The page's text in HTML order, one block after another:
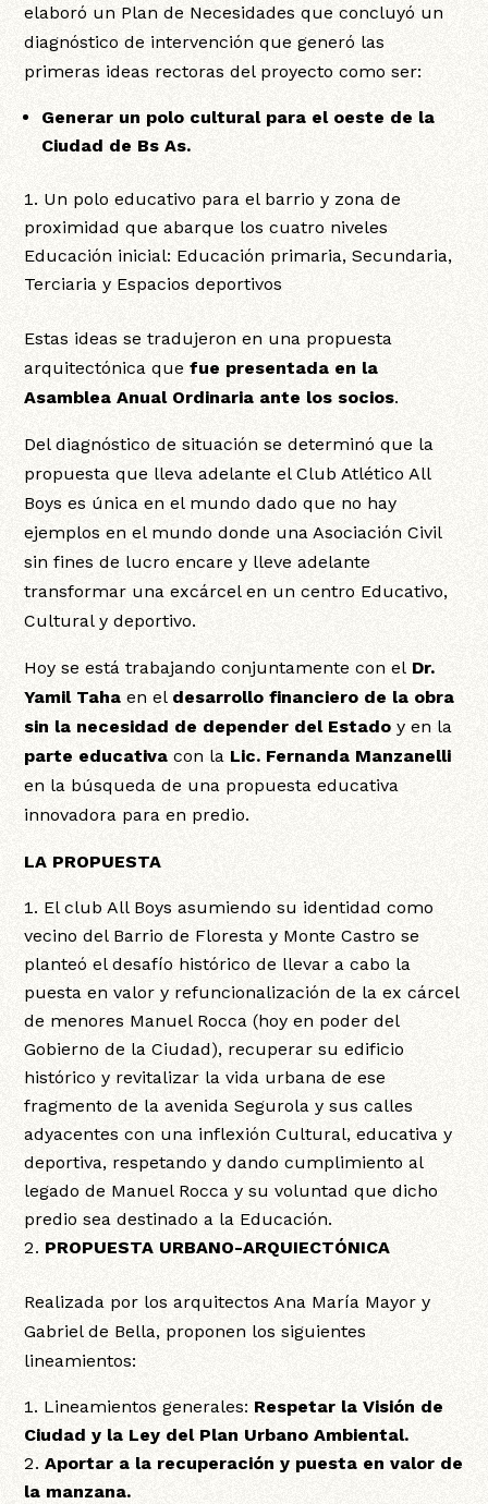
elaboró un Plan de Necesidades que concluyó un
diagnóstico de intervención que generó las
primeras ideas rectoras del proyecto como ser:
Generar un polo cultural para el oeste de la
Ciudad de Bs As.
Un polo educativo para el barrio y zona de
proximidad que abarque los cuatro niveles
Educación inicial: Educación primaria, Secundaria,
Terciaria y Espacios deportivos
Estas ideas se tradujeron en una propuesta
arquitectónica que fue presentada en la
Asamblea Anual Ordinaria ante los socios.
Del diagnóstico de situación se determinó que la
propuesta que lleva adelante el Club Atlético All
Boys es única en el mundo dado que no hay
ejemplos en el mundo donde una Asociación Civil
sin fines de lucro encare y lleve adelante
transformar una excárcel en un centro Educativo,
Cultural y deportivo.
Hoy se está trabajando conjuntamente con el Dr.
Yamil Taha en el desarrollo financiero de la obra
sin la necesidad de depender del Estado y en la
parte educativa con la Lic. Fernanda Manzanelli
en la búsqueda de una propuesta educativa
innovadora para en predio.
LA PROPUESTA
El club All Boys asumiendo su identidad como
vecino del Barrio de Floresta y Monte Castro se
planteó el desafío histórico de llevar a cabo la
puesta en valor y refuncionalización de la ex cárcel
de menores Manuel Rocca (hoy en poder del
Gobierno de la Ciudad), recuperar su edificio
histórico y revitalizar la vida urbana de ese
fragmento de la avenida Segurola y sus calles
adyacentes con una inflexión Cultural, educativa y
deportiva, respetando y dando cumplimiento al
legado de Manuel Rocca y su voluntad que dicho
predio sea destinado a la Educación.
PROPUESTA URBANO-ARQUIECTÓNICA
Realizada por los arquitectos Ana María Mayor y
Gabriel de Bella, proponen los siguientes
lineamientos:
Lineamientos generales: Respetar la Visión de
Ciudad y la Ley del Plan Urbano Ambiental.
Aportar a la recuperación y puesta en valor de
la manzana.